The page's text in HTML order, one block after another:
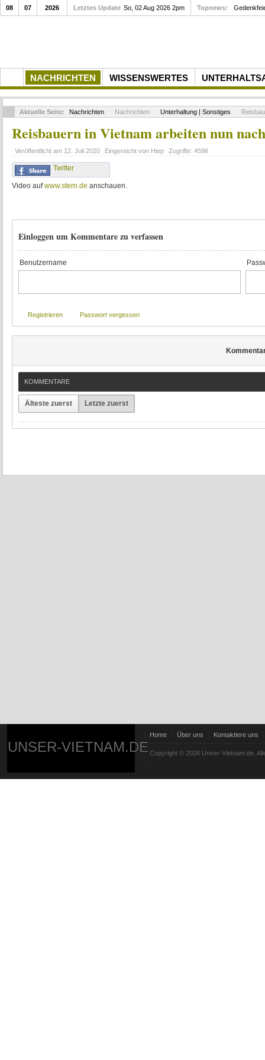
NACHRICHTEN WISSENSWERTES
08 07 2026 Letztes Update So, 02 Aug 2026 2pm Topnews:
Aktuelle Seite: Nachrichten Nachrichten Unterhaltung | Sonstiges
Reisbauern in Vietnam arbeiten nun
Veröffentlicht am 12. Juli 2020 Eingereicht von Hiep Zugriffe: 4596
Twitter
Video aufwww.stern.de anschauen.
Einloggen um Kommentare zu verfassen
Benutzername
Registrieren Passwort vergessen
KOMMENTARE
Älteste zuerst Letzte zuerst
UNSER-VIETNAM.DE
Home Über uns Kontaktiere uns
Copyright © 2026 Unser-Vietnam.de.